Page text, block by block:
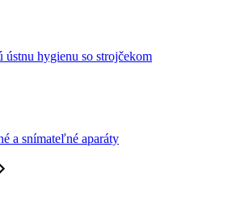
ústnu hygienu so strojčekom
a snímateľné aparáty